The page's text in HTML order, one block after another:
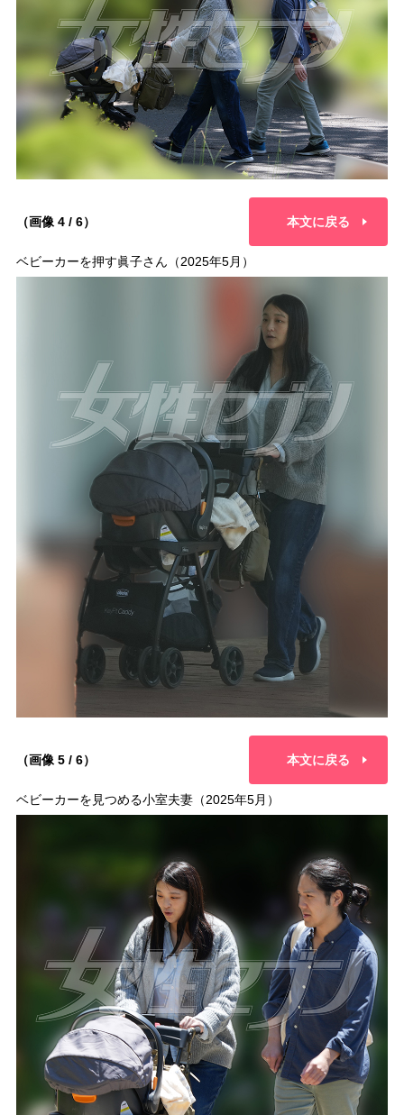
（画像 4 / 6） 本文に戻る
ベビーカーを押す眞子さん（2025年5月）
（画像 5 / 6） 本文に戻る
ベビーカーを見つめる小室夫妻（2025年5月）